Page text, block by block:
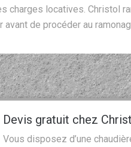
locatives. Christol
de procéder au
Devis gratuit chez
Vous disposez d’une